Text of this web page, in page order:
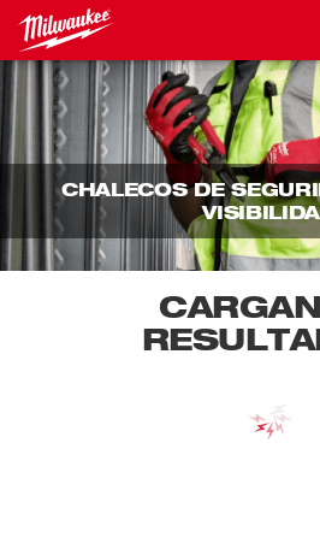
CHALECOS DE